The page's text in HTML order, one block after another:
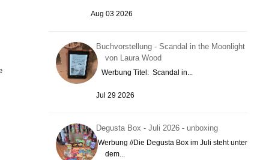
Aug 03 2026
Buchvorstellung - Scandal in the Moonlight
von Laura Wood
Werbung Titel: Scandal in...
Jul 29 2026
Degusta Box - Juli 2026 - unboxing
Werbung //Die Degusta Box im Juli steht unter
dem...